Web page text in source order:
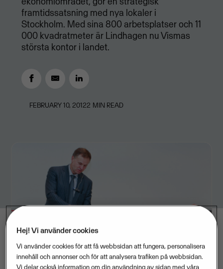
framtidssatsning med nya lokaler i
Stockholm. Med sina 800 arbetsplatser och 11
000 kvadratmeter är Lindhagen nu Vismas
största kontor i landet.
FEBRUARY 10, 20122 MIN READ
Hej! Vi använder cookies
Vi använder cookies för att få webbsidan att fungera, personalisera
innehåll och annonser och för att analysera trafiken på webbsidan.
Vi delar också information om din användning av sidan med våra